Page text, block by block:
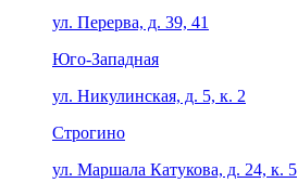
ул. Перерва, д. 39, 41
Юго-Западная
ул. Никулинская, д. 5, к. 2
Строгино
ул. Маршала Катукова, д. 24, к. 5